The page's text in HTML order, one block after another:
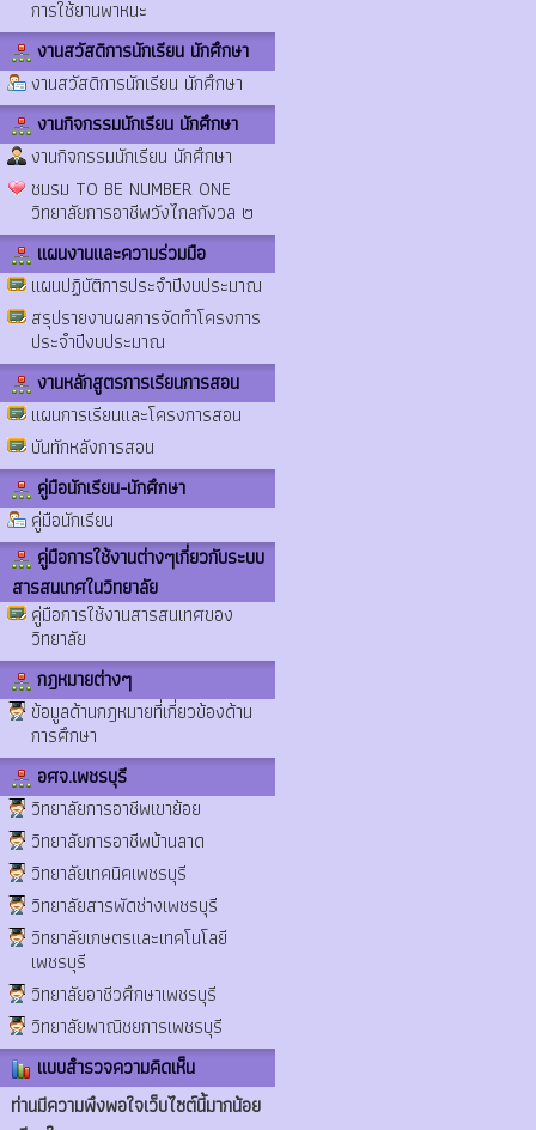
การใช้ยานพาหนะ
งานสวัสดิการนักเรียน นักศึกษา
งานสวัสดิการนักเรียน นักศึกษา
งานกิจกรรมนักเรียน นักศึกษา
งานกิจกรรมนักเรียน นักศึกษา
ชมรม TO BE NUMBER ONE
วิทยาลัยการอาชีพวังไกลกังวล ๒
แผนงานและความร่วมมือ
แผนปฏิบัติการประจำปีงบประมาณ
สรุปรายงานผลการจัดทำโครงการ
ประจำปีงบประมาณ
งานหลักสูตรการเรียนการสอน
แผนการเรียนและโครงการสอน
บันทักหลังการสอน
คู่มือนักเรียน-นักศึกษา
คู่มือนักเรียน
คู่มือการใช้งานต่างๆเกี่ยวกับระบบ
สารสนเทศในวิทยาลัย
คู่มือการใช้งานสารสนเทศของ
วิทยาลัย
กฎหมายต่างๆ
ข้อมูลด้านกฎหมายที่เกี่ยวข้องด้าน
การศึกษา
อศจ.เพชรบุรี
วิทยาลัยการอาชีพเขาย้อย
วิทยาลัยการอาชีพบ้านลาด
วิทยาลัยเทคนิคเพชรบุรี
วิทยาลัยสารพัดช่างเพชรบุรี
วิทยาลัยเกษตรและเทคโนโลยี
เพชรบุรี
วิทยาลัยอาชีวศึกษาเพชรบุรี
วิทยาลัยพาณิชยการเพชรบุรี
แบบสำรวจความคิดเห็น
ท่านมีความพึงพอใจเว็บไซต์นี้มากน้อย